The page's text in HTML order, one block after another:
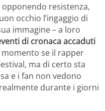
resistenza,
occhio l’ingaggio di
immagine – a loro
di cronaca accaduti
momento se il rapper
ma di certo sta
e i fan non vedono
durante i giorni